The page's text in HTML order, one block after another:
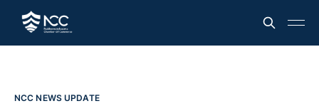
NCC NEWS UPDATE